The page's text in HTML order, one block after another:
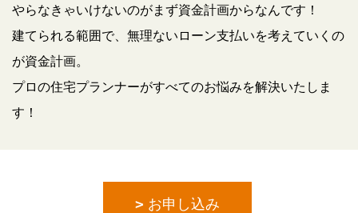
やらなきゃいけないのがまず資金計画からなんです！
建てられる範囲で、無理ないローン支払いを考えていくの
が資金計画。
プロの住宅プランナーがすべてのお悩みを解決いたしま
す！
お申し込み